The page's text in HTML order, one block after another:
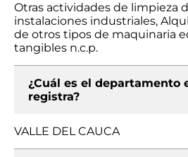
Otras actividades de limpieza
instalaciones industriales,
de otros tipos de maquinaria
tangibles n.c.p.
¿Cuál es el departamento
registra?
VALLE DEL CAUCA